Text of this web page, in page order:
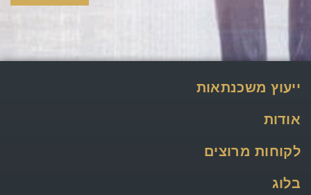
ייעוץ משכנתאות
אודות
לקוחות מרוצים
בלוג